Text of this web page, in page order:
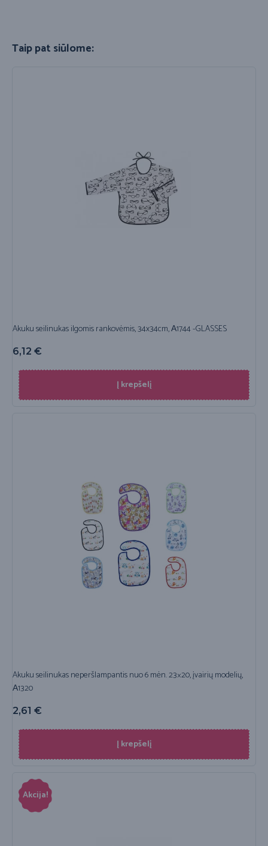
Taip pat siūlome:
Akuku seilinukas ilgomis rankovėmis, 34x34cm, А1744 -GLASSES
6,12 €
Į krepšelį
Akuku seilinukas neperšlampantis nuo 6 mėn. 23×20, įvairių modelių,
А1320
2,61 €
Į krepšelį
Akcija!